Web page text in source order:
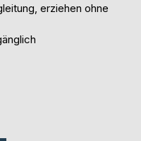
erziehen ohne